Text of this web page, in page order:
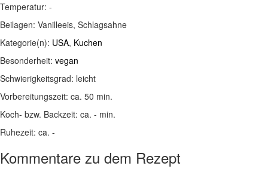
Temperatur: -
Beilagen: Vanilleeis, Schlagsahne
Kategorie(n): USA, Kuchen
Besonderheit: vegan
Schwierigkeitsgrad: leicht
Vorbereitungszeit: ca. 50 min.
Koch- bzw. Backzeit: ca. - min.
Ruhezeit: ca. -
Kommentare zu dem Rezept